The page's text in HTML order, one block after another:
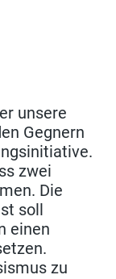
unsere
Gegnern
zwei
Die
soll
einen
zu